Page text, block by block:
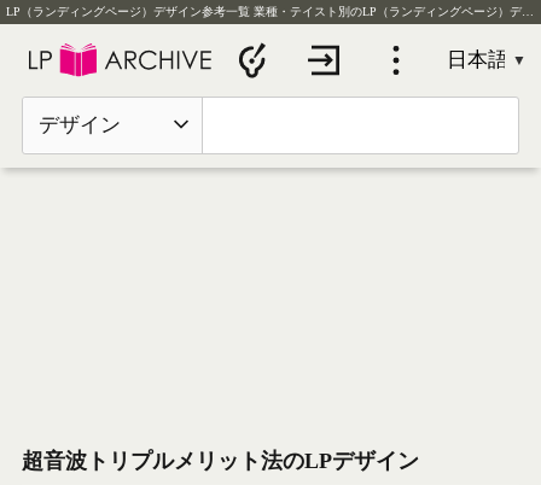
LP（ランディングページ）デザイン参考一覧 業種・テイスト別のLP（ランディングページ）デザイン実例を毎日更新
デザイン
超音波トリプルメリット法のLPデザイン